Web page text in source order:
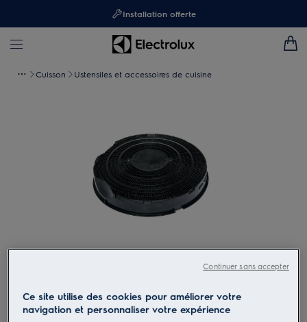
Installation offerte
Cuisson Ustensiles et accessoires de cuisine
Ce site utilise des cookies pour améliorer votre
navigation et personnaliser votre expérience
Continuer sans accepter